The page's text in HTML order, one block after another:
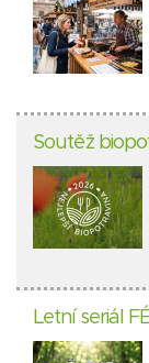
Soutěž
Letní seriál